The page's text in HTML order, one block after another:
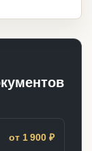
от 1 900 ₽